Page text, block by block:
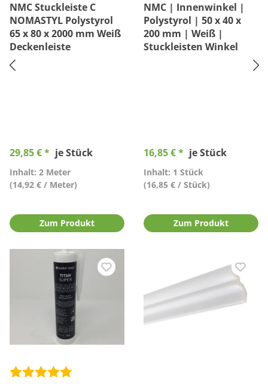
NMC Stuckleiste C
NOMASTYL Polystyrol
65 x 80 x 2000 mm Weiß
Deckenleiste
29,85 € * je Stück
Inhalt: 2 Meter
(14,92 € / Meter)
Zum Produkt
NMC | Innenwinkel |
Polystyrol | 50 x 40 x
200 mm | Weiß |
Stuckleisten Winkel
16,85 € * je Stück
Inhalt: 1 Stück
(16,85 € / Stück)
Zum Produkt